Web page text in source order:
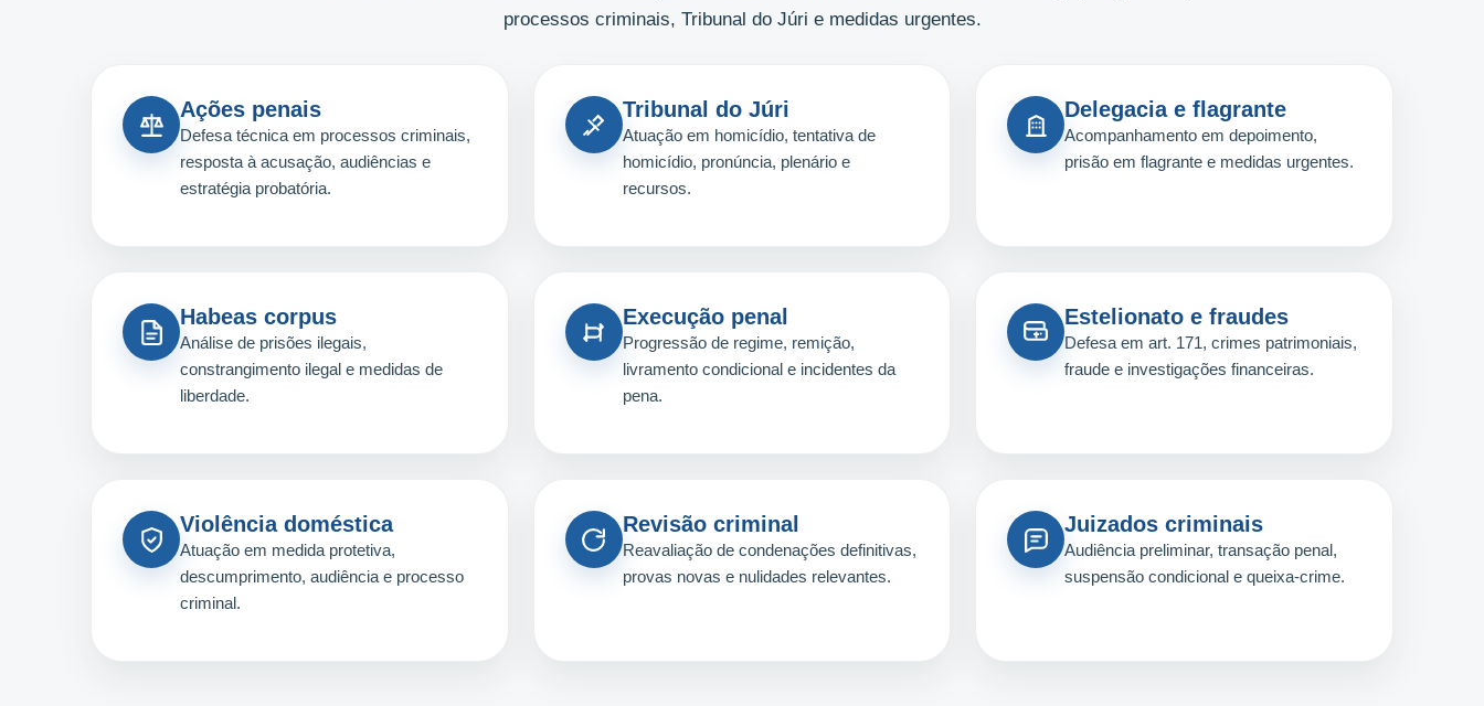
processos criminais, Tribunal do Júri e medidas urgentes.
Ações penais
Defesa técnica em processos criminais,
resposta à acusação, audiências e
estratégia probatória.
Tribunal do Júri
Atuação em homicídio, tentativa de
homicídio, pronúncia, plenário e
recursos.
Delegacia e flagrante
Acompanhamento em depoimento,
prisão em flagrante e medidas urgentes.
Habeas corpus
Análise de prisões ilegais,
constrangimento ilegal e medidas de
liberdade.
Execução penal
Progressão de regime, remição,
livramento condicional e incidentes da
pena.
Estelionato e fraudes
Defesa em art. 171, crimes patrimoniais,
fraude e investigações financeiras.
Violência doméstica
Atuação em medida protetiva,
descumprimento, audiência e processo
criminal.
Revisão criminal
Reavaliação de condenações definitivas,
provas novas e nulidades relevantes.
Juizados criminais
Audiência preliminar, transação penal,
suspensão condicional e queixa-crime.